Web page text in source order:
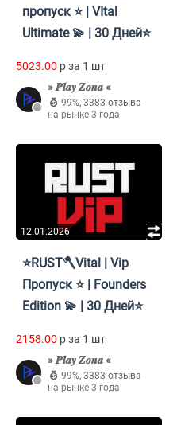
пропуск ⭐ | VItal
Ultimate 💫 | 30 Дней⭐
5023.00 p за 1 шт
» 𝑷𝒍𝒂𝒚 𝒁𝒐𝒏𝒂 «
99%, 3383 отзыва
на рынке 3 года
12.01.2026
⭐RUST🪓Vital | Vip
Пропуск ⭐ | Founders
Edition 💫 | 30 Дней⭐
2158.00 p за 1 шт
» 𝑷𝒍𝒂𝒚 𝒁𝒐𝒏𝒂 «
99%, 3383 отзыва
на рынке 3 года